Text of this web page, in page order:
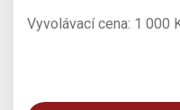
Vyvolávací cena: 1 000